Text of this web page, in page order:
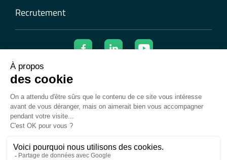
Recrutement
© 2026 Ecolearn | Tous droits réservés
Mentions légales
Conditions générales d’utilisation